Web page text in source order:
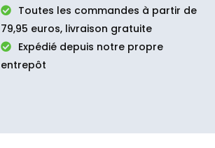
Toutes les commandes à partir de
79,95 euros, livraison gratuite
Expédié depuis notre propre
entrepôt